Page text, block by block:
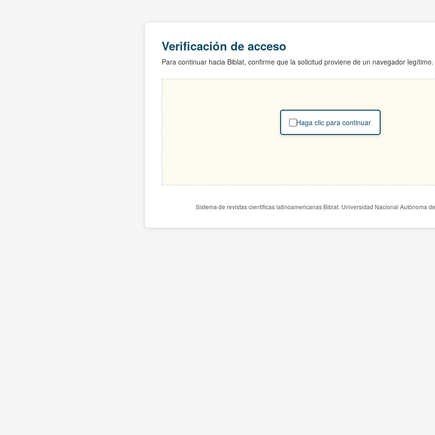
Verificación de acceso
Para continuar hacia Biblat, confirme que la solicitud proviene de un navegador legítimo.
Haga clic para continuar
Sistema de revistas científicas latinoamericanas Biblat. Universidad Nacional Autónoma